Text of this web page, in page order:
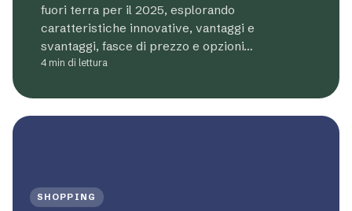
fuori terra per il 2025, esplorando
caratteristiche innovative, vantaggi e
svantaggi, fasce di prezzo e opzioni…
4 min di lettura
SHOPPING